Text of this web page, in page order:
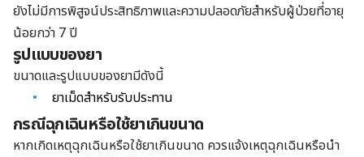
ยังไม่มีการพิสูจน์ประสิทธิภาพและความปลอดภัยสำหรับผู้ป่วยที่อายุ
น้อยกว่า 7 ปี
รูปแบบของยา
ขนาดและรูปแบบของยามีดังนี้
ยาเม็ดสำหรับรับประทาน
กรณีฉุกเฉินหรือใช้ยาเกินขนาด
หากเกิดเหตุฉุกเฉินหรือใช้ยาเกินขนาด ควรแจ้งเหตุฉุกเฉินหรือนำ